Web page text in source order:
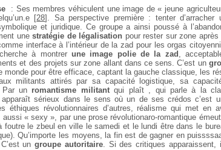
: Ses membres véhiculent une image de « jeune
[28] . Sa perspective première : tenter d’arracher
et juridique. Ce groupe a ainsi poussé à
une stratégie de légalisation pour rester sur zone
interface à l’intérieur de la zad pour les orgas
à montrerune image polie de la zad ,
et des projets sur zone allant dans ce sens. C’est un
monde pour être efficace, captant la gauche classique, les
militants attirés par sa capacité logistique, sa
Par un romantisme militantqui plaît , qui parle à la
apparaît sérieux dans le sens où un de ses crédos c’est
éthiques révolutionnaires d’autres, réalisme qui met en
« sexy », par une prose révolutionaro-romantique
foutre le zbeul en ville le samedi et le lundi être dans le
Qu’importe les moyens, la fin est de gagner en
un groupe autoritaire. Si des critiques apparaissent,